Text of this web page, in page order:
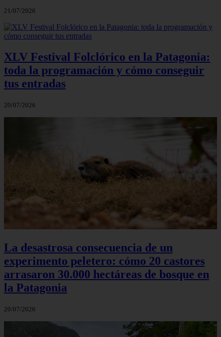
21/07/2026
XLV Festival Folclórico en la Patagonia:
toda la programación y cómo conseguir
tus entradas
20/07/2026
La desastrosa consecuencia de un
experimento peletero: cómo 20 castores
arrasaron 30.000 hectáreas de bosque en
la Patagonia
20/07/2026